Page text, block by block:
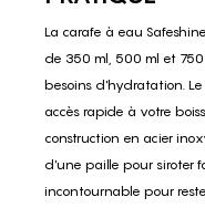
La carafe à eau
de 350 ml, 500 ml et
besoins d'hydratation.
accès rapide à votre
construction en acier
d'une paille pour siroter
incontournable pour